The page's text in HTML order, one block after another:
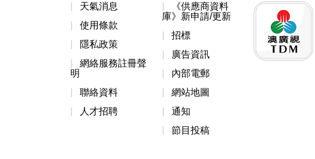
天氣消息
使用條款
隱私政策
網絡服務註冊聲
明
聯絡資料
人才招聘
《供應商資料
庫》新申請/更新
招標
廣告資訊
內部電郵
網站地圖
通知
節目投稿